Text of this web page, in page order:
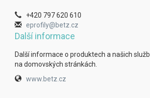
+420 797 620 610
eprofily@betz.cz
Další informace
Další informace o produktech a našich
na domovských stránkách.
www.betz.cz